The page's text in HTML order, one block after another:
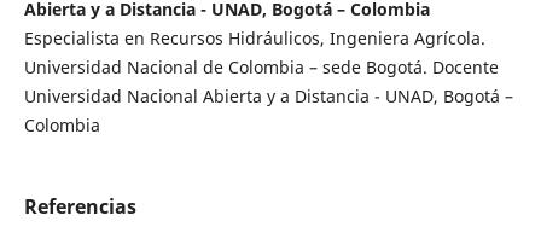
Abierta y a Distancia - UNAD, Bogotá – Colombia
Especialista en Recursos Hidráulicos, Ingeniera Agrícola.
Universidad Nacional de Colombia – sede Bogotá. Docente
Universidad Nacional Abierta y a Distancia - UNAD, Bogotá –
Colombia
Referencias